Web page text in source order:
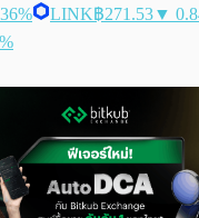
LINK฿271.53▼